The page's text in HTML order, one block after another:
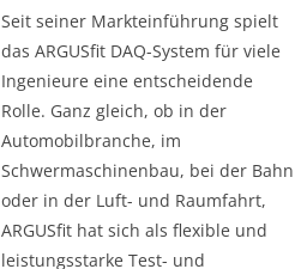
Seit seiner Markteinführung spielt
das ARGUSfit DAQ-System für viele
Ingenieure eine entscheidende
Rolle. Ganz gleich, ob in der
Automobilbranche, im
Schwermaschinenbau, bei der Bahn
oder in der Luft- und Raumfahrt,
ARGUSfit hat sich als flexible und
leistungsstarke Test- und